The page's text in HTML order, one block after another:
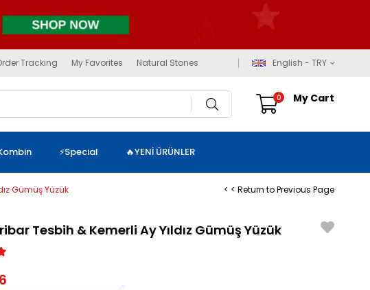
Tracking My Favorites Natural Stones English - TRY
My Cart
0
⚡Special 🔥YENİ ÜRÜNLER
Gümüş Yüzük < < Return to Previous Page
Tesbih & Kemerli Ay Yıldız Gümüş Yüzük